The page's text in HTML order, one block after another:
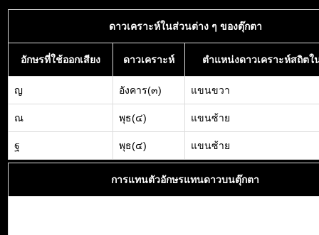
ดาวเคราะห์ในส่วนต่าง ๆ ของตุ๊กตา
อักษรที่ใช้ออกเสียง ดาวเคราะห์ ตำแหน่งดาวเคราะห์สถิตใ
ญ อังคาร(๓) แขนขวา
ณ พุธ(๔) แขนซ้าย
ฐ พุธ(๔) แขนซ้าย
การแทนตัวอักษรแทนดาวบนตุ๊กตา